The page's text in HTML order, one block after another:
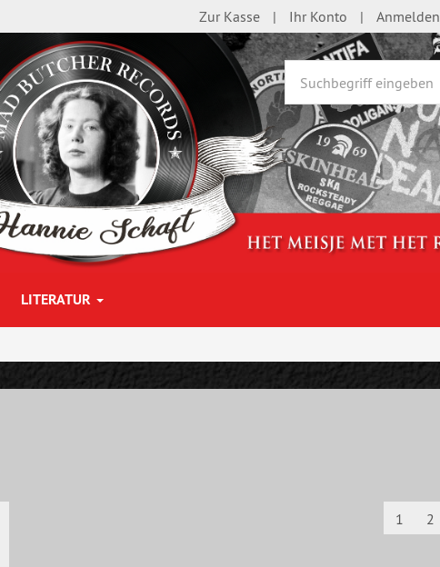
Zur Kasse Ihr Konto Anmelden
LITERATUR
1 2